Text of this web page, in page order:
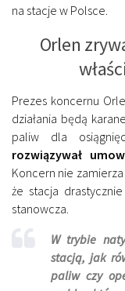
na stacje w Polsce.
Orlen
Prezes koncernu
działania będą
paliw dla
rozwiązywał
Koncern nie zamierza
że stacja
stanowcza.
W trybie
stacją, jak
paliw czy